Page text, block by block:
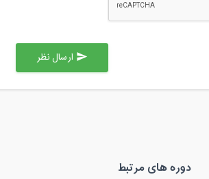
send
دوره های مرتبط